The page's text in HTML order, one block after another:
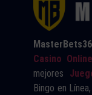
Casino
mejores
Bingo en Línea,